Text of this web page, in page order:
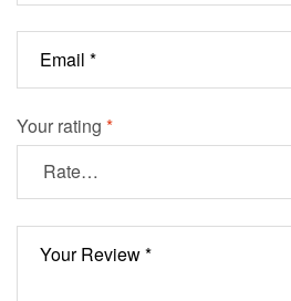
Your rating *